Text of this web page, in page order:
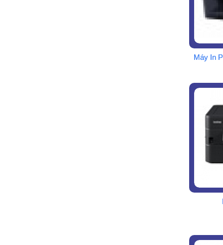
Máy In